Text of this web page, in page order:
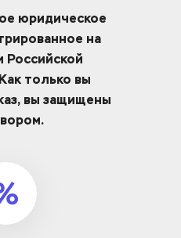
юридическое
на
Российской
только вы
вы защищены